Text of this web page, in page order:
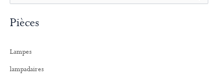
e
h
c
e
Pièces
Lampes
lampadaires